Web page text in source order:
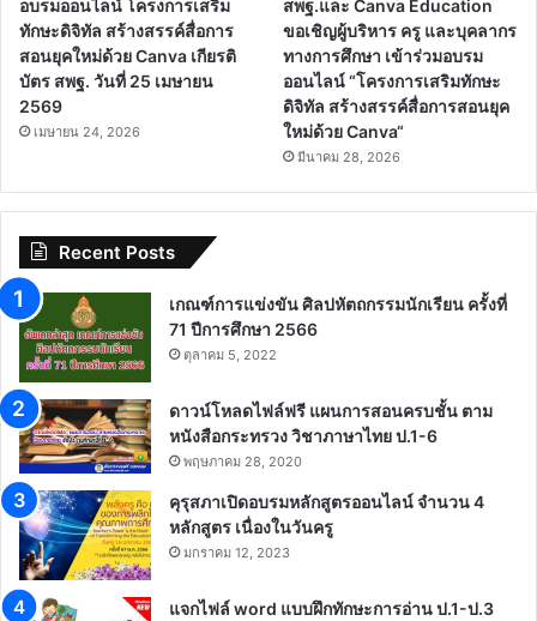
อบรมออนไลน์ โครงการเสริม
ทักษะดิจิทัล สร้างสรรค์สื่อการ
สอนยุคใหม่ด้วย Canva เกียรติ
บัตร สพฐ. วันที่ 25 เมษายน
2569
เมษายน 24, 2026
สพฐ.และ Canva Education
ขอเชิญผู้บริหาร ครู และบุคลากร
ทางการศึกษา เข้าร่วมอบรม
ออนไลน์ “โครงการเสริมทักษะ
ดิจิทัล สร้างสรรค์สื่อการสอนยุค
ใหม่ด้วย Canva“
มีนาคม 28, 2026
Recent Posts
เกณฑ์การแข่งขัน ศิลปหัตถกรรมนักเรียน ครั้งที่
71 ปีการศึกษา 2566
ตุลาคม 5, 2022
ดาวน์โหลดไฟล์ฟรี แผนการสอนครบชั้น ตาม
หนังสือกระทรวง วิชาภาษาไทย ป.1-6
พฤษภาคม 28, 2020
คุรุสภาเปิดอบรมหลักสูตรออนไลน์ จำนวน 4
หลักสูตร เนื่องในวันครู
มกราคม 12, 2023
แจกไฟล์ word แบบฝึกทักษะการอ่าน ป.1-ป.3